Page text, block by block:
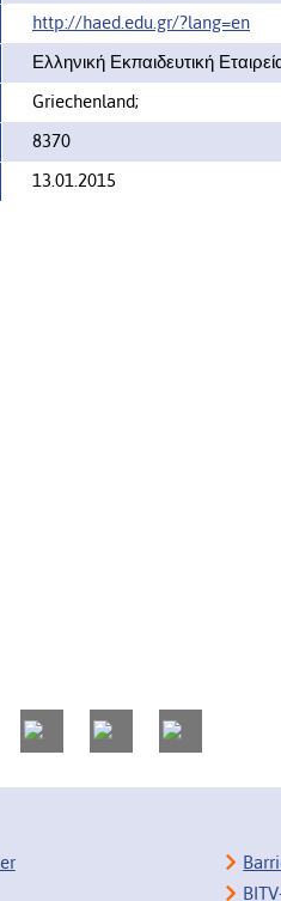
http://haed.edu.gr/?lang=en
Ελληνική Εκπαιδευτική
Griechenland;
8370
13.01.2015